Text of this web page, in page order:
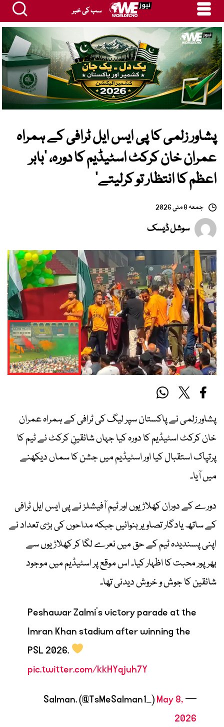
سب کی خبر
پشاور زلمی کا پی ایس ایل ٹرافی کے ہمراہ
عمران خان کرکٹ اسٹیڈیم کا دورہ، ’بابر
اعظم کا انتظار تو کرلیتے‘
جمعہ 8 مئی 2026
سوشل ڈیسک
پشاور زلمی نے پاکستان سپر لیگ کی ٹرافی کے ہمراہ عمران
خان کرکٹ اسٹیڈیم کا دورہ کیا جہاں شائقینِ کرکٹ نے ٹیم کا
پرتپاک استقبال کیا اور اسٹیڈیم میں جشن کا سماں دیکھنے
میں آیا۔
دورے کے دوران کھلاڑیوں اور ٹیم آفیشلز نے پی ایس ایل ٹرافی
کے ساتھ یادگار تصاویر بنوائیں جبکہ مداحوں کی بڑی تعداد نے
اپنی پسندیدہ ٹیم کے حق میں نعرے لگا کر کھلاڑیوں سے
بھرپور محبت کا اظہار کیا۔ اس موقع پر اسٹیڈیم میں موجود
شائقین کا جوش و خروش دیدنی تھا۔
Peshawar Zalmi's victory parade at the
Imran Khan stadium after winning the
PSL 2026.
pic.twitter.com/kkHYqjuh7Y
— Salman. (@TsMeSalman1_)
May 8,
2026